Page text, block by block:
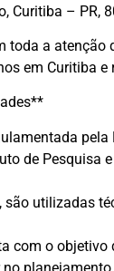
Curitiba – PR,
a atenção
em Curitiba
de Pesquisa
são utilizadas
com o objetivo